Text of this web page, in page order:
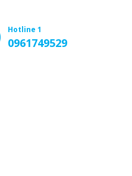
Hotline 1
0961749529